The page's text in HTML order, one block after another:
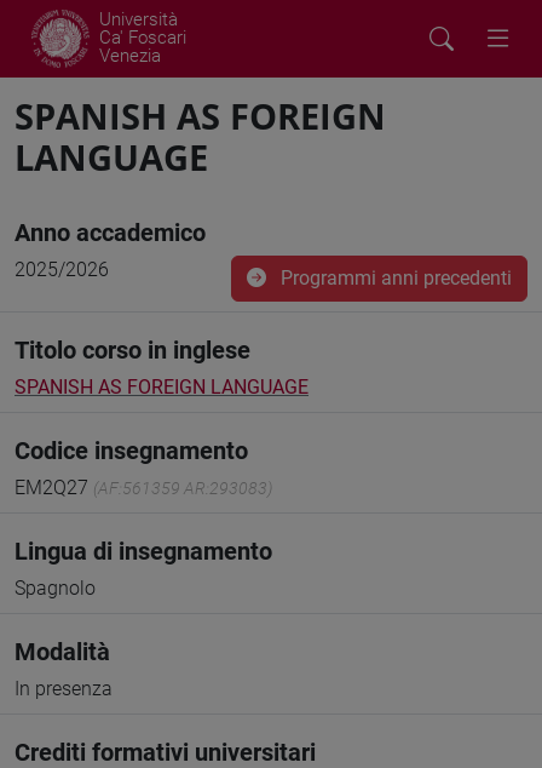
Università
Ca' Foscari
Venezia
SPANISH AS FOREIGN
LANGUAGE
Anno accademico
2025/2026 Programmi anni precedenti
Titolo corso in inglese
SPANISH AS FOREIGN LANGUAGE
Codice insegnamento
EM2Q27 (AF:561359 AR:293083)
Lingua di insegnamento
Spagnolo
Modalità
In presenza
Crediti formativi universitari